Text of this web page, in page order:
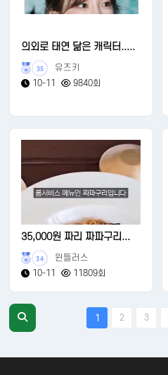
의외로 태연 닮은 캐릭터.....
35
유즈키
10-11
9840회
35,000원 짜리 짜파구리...
34
윈들러스
10-11
11809회
1 2 3